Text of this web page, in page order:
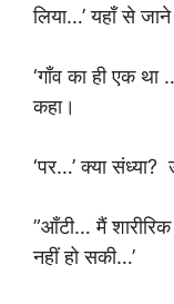
लिया…’ यहाँ से जाने
‘गाँव का ही एक था
कहा।
‘पर…’ क्या संध्या?
”आँटी… मैं
नहीं हो सकी…’